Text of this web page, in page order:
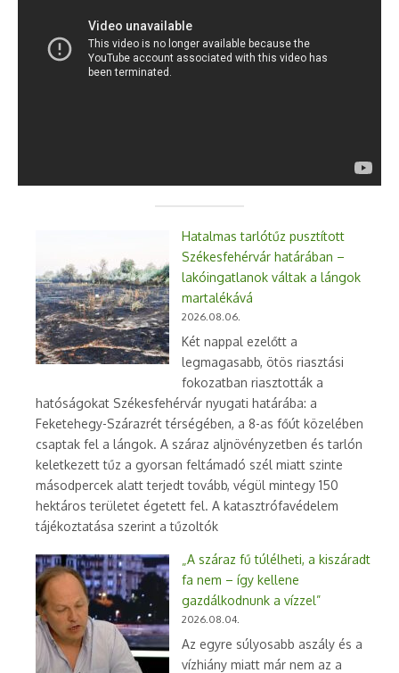
Hatalmas tarlótűz pusztított
Székesfehérvár határában –
lakóingatlanok váltak a lángok
martalékává
2026.08.06.
Két nappal ezelőtt a
legmagasabb, ötös riasztási
fokozatban riasztották a
hatóságokat Székesfehérvár nyugati határába: a
Feketehegy-Szárazrét térségében, a 8-as főút közelében
csaptak fel a lángok. A száraz aljnövényzetben és tarlón
keletkezett tűz a gyorsan feltámadó szél miatt szinte
másodpercek alatt terjedt tovább, végül mintegy 150
hektáros területet égetett fel. A katasztrófavédelem
tájékoztatása szerint a tűzoltók
„A száraz fű túlélheti, a kiszáradt
fa nem – így kellene
gazdálkodnunk a vízzel”
2026.08.04.
Az egyre súlyosabb aszály és a
vízhiány miatt már nem az a